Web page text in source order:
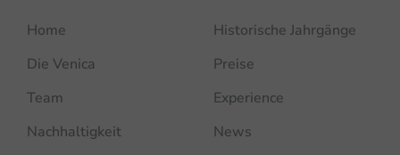
Home
Die Venica
Team
Nachhaltigkeit
Historische Jahrgänge
Preise
Experience
News